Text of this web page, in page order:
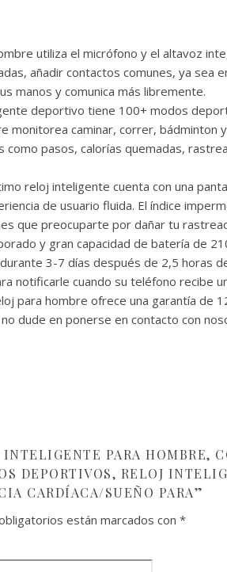
utiliza el micrófono y el altavoz
añadir contactos comunes, ya sea
manos y comunica más libremente.
deportivo tiene 100+ modos
monitorea caminar, correr,
pasos, calorías quemadas,
reloj inteligente cuenta con una
de usuario fluida. El índice
que preocuparte por dañar tu
y gran capacidad de batería de
3-7 días después de 2,5 horas
notificarle cuando su teléfono recibe
para hombre ofrece una garantía de
dude en ponerse en contacto con
PARA HOMBRE,
DEPORTIVOS, RELOJ
CARDÍACA/SUEÑO PARA”
están marcados con *